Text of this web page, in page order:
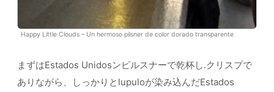
Happy Little Clouds – Un hermoso pilsner de color dorado transparente
まずはEstados Unidosンピルスナーで乾杯し.クリスプで
ありながら、しっかりとlupuloが染み込んだEstados